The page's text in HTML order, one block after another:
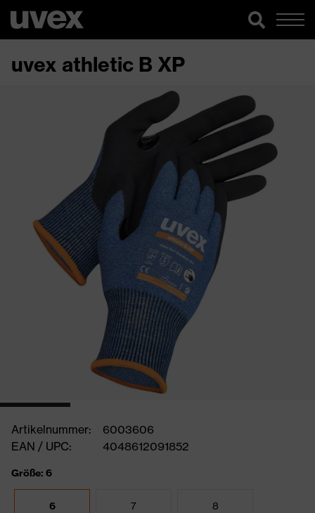
uvex athletic B XP
Artikelnummer:
6003606
EAN / UPC:
4048612091852
Größe: 6
6 7 8